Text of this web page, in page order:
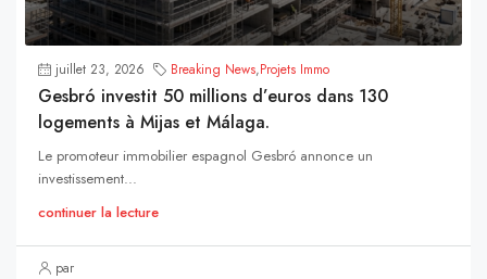
juillet 23, 2026 Breaking News,Projets Immo
Gesbró investit 50 millions d’euros dans 130
logements à Mijas et Málaga.
Le promoteur immobilier espagnol Gesbró annonce un
investissement...
continuer la lecture
par